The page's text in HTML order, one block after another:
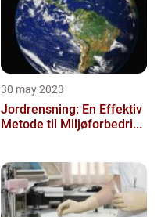
30 may 2023
Jordrensning: En Effektiv
Metode til Miljøforbedri...